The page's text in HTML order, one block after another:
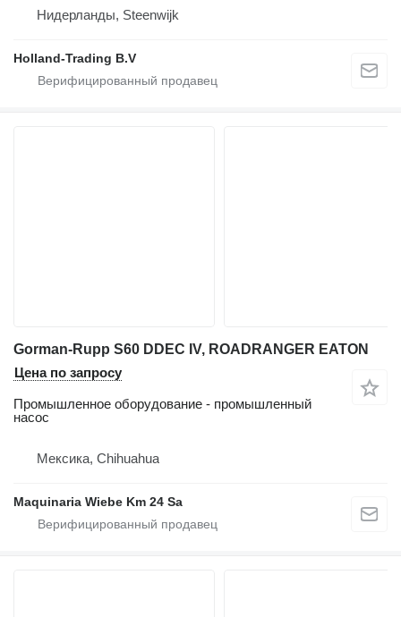
Нидерланды, Steenwijk
Holland-Trading B.V
Gorman-Rupp S60 DDEC IV, ROADRANGER EATON
Цена по запросу
Промышленное оборудование - промышленный
насос
Мексика, Chihuahua
Maquinaria Wiebe Km 24 Sa